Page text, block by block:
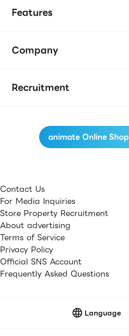
Features
Company
Recruitment
animate Online Shop
Contact Us
For Media Inquiries
Store Property Recruitment
About advertising
Terms of Service
Privacy Policy
Official SNS Account
Frequently Asked Questions
Language